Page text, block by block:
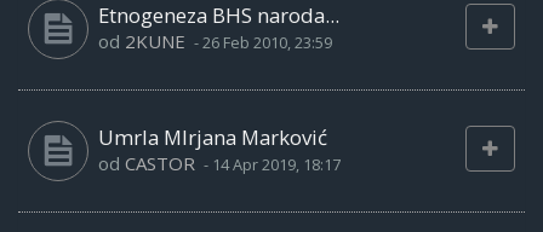
Etnogeneza BHS naroda...
od 2KUNE -26 Feb 2010, 23:59
Umrla MIrjana Marković
od CASTOR - 14 Apr 2019, 18:17